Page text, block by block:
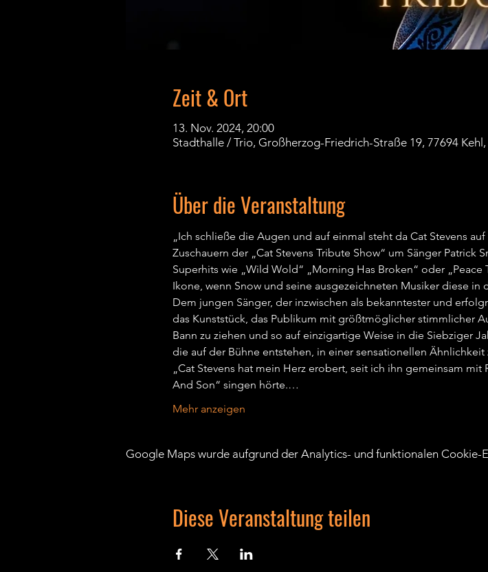
Zeit & Ort
13. Nov. 2024, 20:00
Stadthalle / Trio, Großherzog-Friedrich-Straße 19, 77694
Über die Veranstaltung
„Ich schließe die Augen und auf einmal steht da Cat Stevens
Zuschauern der „Cat Stevens Tribute Show“ um Sänger Patrick
Superhits wie „Wild Wold“ „Morning Has Broken“ oder
Ikone, wenn Snow und seine ausgezeichneten Musiker diese
Dem jungen Sänger, der inzwischen als bekanntester und
das Kunststück, das Publikum mit größtmöglicher stimmlicher
Bann zu ziehen und so auf einzigartige Weise in die Siebziger
die auf der Bühne entstehen, in einer sensationellen
„Cat Stevens hat mein Herz erobert, seit ich ihn gemeinsam
And Son“ singen hörte.…
Mehr anzeigen
Google Maps wurde aufgrund der Analytics- und funktionalen Cookie-
Diese Veranstaltung teilen